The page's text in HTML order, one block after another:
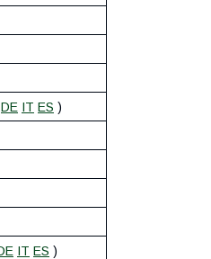
DE IT ES )
IT ES )